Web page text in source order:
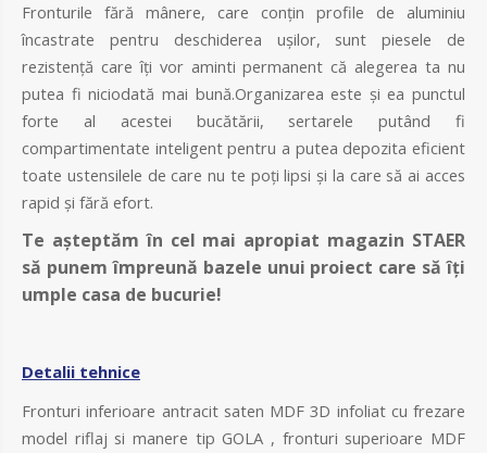
Fronturile fără mânere, care conțin profile de aluminiu
încastrate pentru deschiderea ușilor, sunt piesele de
rezistență care îți vor aminti permanent că alegerea ta nu
putea fi niciodată mai bună.Organizarea este și ea punctul
forte al acestei bucătării, sertarele putând fi
compartimentate inteligent pentru a putea depozita eficient
toate ustensilele de care nu te poți lipsi și la care să ai acces
rapid și fără efort.
Te așteptăm în cel mai apropiat magazin STAER
să punem împreună bazele unui proiect care să îți
umple casa de bucurie!
Detalii tehnice
Fronturi inferioare antracit saten MDF 3D infoliat cu frezare
model riflaj si manere tip GOLA , fronturi superioare MDF